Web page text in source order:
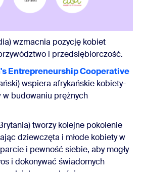
wzmacnia pozycję kobiet
i przedsiębiorczość.
Entrepreneurship Cooperative
wspiera afrykańskie kobiety-
budowaniu prężnych
tworzy kolejne pokolenie
dziewczęta i młode kobiety w
i pewność siebie, aby mogły
i dokonywać świadomych